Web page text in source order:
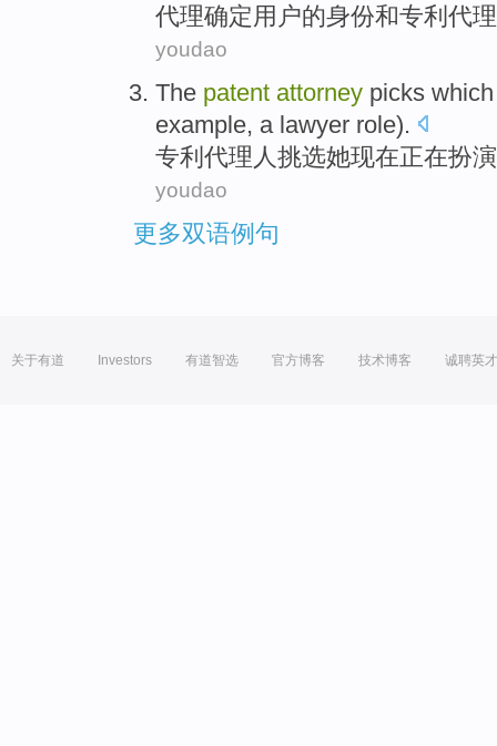
代理确定用户的身份和专利 代
youdao
The patent attorney picks which
example, a lawyer role).
专利 代理人 挑选她现在正在扮演
youdao
更多双语例句
关于有道 Investors 有道智选 官方博客 技术博客 诚聘英才